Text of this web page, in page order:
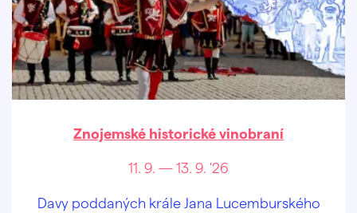
Znojemské historické vinobraní
11. 9. — 13. 9. '26
Davy poddaných krále Jana Lucemburského